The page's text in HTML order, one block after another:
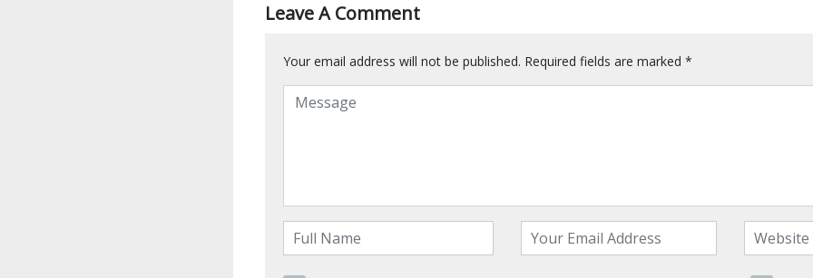
Leave A Comment
Your email address will not be published. Required fields are marked *